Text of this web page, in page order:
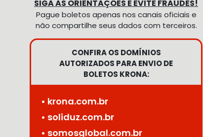
SIGA AS ORIENTAÇÕES E EVITE FRAUDES!
Pague boletos apenas nos canais oficiais e
não compartilhe seus dados com terceiros.
CONFIRA OS DOMÍNIOS
AUTORIZADOS PARA ENVIO DE
BOLETOS KRONA:
• krona.com.br
• soliduz.com.br
• somosglobal.com.br